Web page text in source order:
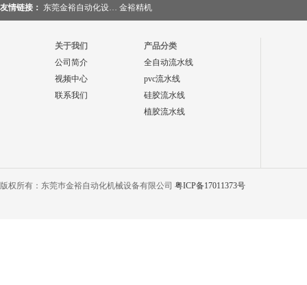
友情链接： 东莞金裕自动化设… 金裕精机
关于我们
公司简介
视频中心
联系我们
产品分类
全自动流水线
pvc流水线
硅胶流水线
植胶流水线
版权所有：东莞巿金裕自动化机械设备有限公司 粤ICP备17011373号